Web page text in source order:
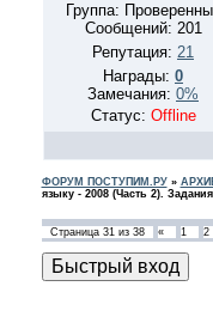
Группа:
Сообщений: 201
Репутация: 21
Награды: 0
Замечания: 0%
Статус: Offline
ФОРУМ ПОСТУПИМ.РУ»
языку - 2008 (Часть 2).
Страница 31из 38 « 1 2